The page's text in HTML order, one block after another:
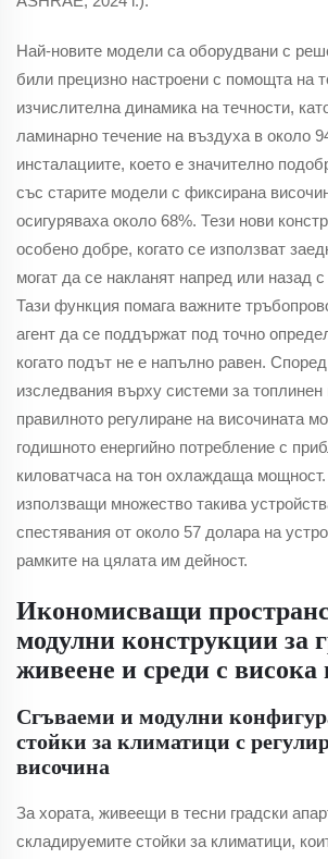
Най-новите модели са оборудвани с
били прецизно настроени с помощта на
изчислителна динамика на течности,
ламинарно течение на въздуха в около
инсталациите, което е значително
със старите модели с фиксирана
осигуряваха около 68%. Тези нови
особено добре, когато се използват
могат да се накланят напред или назад
Тази функция помага важните
агент да се поддържат под точно
когато подът не е напълно равен.
изследвания върху системи за топлинен
правилното регулиране на височината
годишното енергийно потребление с
киловатчаса на тон охлаждаща
използващи множество такива
спестявания от около 57 долара на
рамките на цялата им дейност.
Икономисващи
модулни конструкции за
живеене и среди с висока
Сгъваеми и модулни
стойки за климатици с
височина
За хората, живеещи в тесни градски
складируемите стойки за климатици,